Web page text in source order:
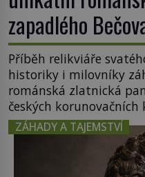
zapadlého
Příběh relikviáře
historiky i milovníky
románská zlatnická
českých
nejcennějším movitým
republice. Přestože byl
dramatickém pátrání
nalezen, jeho
ZÁHADY A TAJEMSTVÍ